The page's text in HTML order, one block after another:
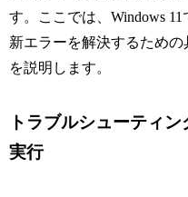
す。ここでは、Windows
新エラーを解決するため
を説明します。
トラブルシューティ
実行